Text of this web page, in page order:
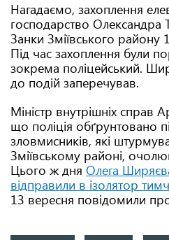
Нагадаємо, захоплення
господарство Олександра
Занки Зміївського району
Під час захоплення були
зокрема поліцейський.
до подій заперечував.
Міністр внутрішніх справ
що поліція обґрунтовано
зловмисників, які
Зміївському районі,
Цього ж дня Олега
відправили в ізолятор
13 вересня повідомили